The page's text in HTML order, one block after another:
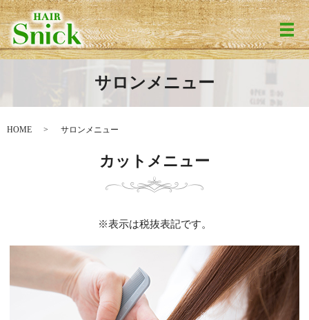
メ
サロンメニュー
HOME サロンメニュー
カットメニュー
※表示は税抜表記です。